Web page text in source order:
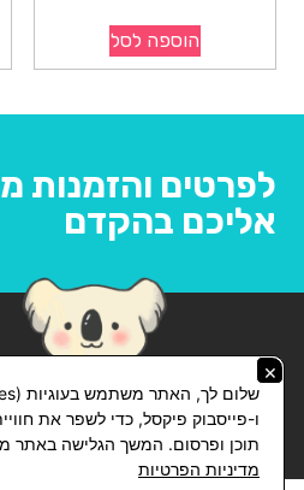
הוספה לסל
לפרטים והזמנות
אליכם בהקדם
×
ו-פייסבוק פיקסל, כדי לשפר את
תוכן ופרסום. המשך הגלישה באתר
מדיניות הפרטיות